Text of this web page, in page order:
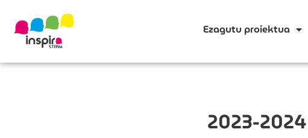
Ezagutu proiektua
2023-